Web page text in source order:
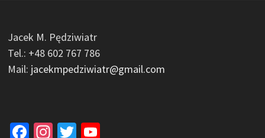
Jacek M. Pędziwiatr
Tel.: +48 602 767 786
Mail: jacekmpedziwiatr@gmail.com
Facebook
Instagram
Twitter